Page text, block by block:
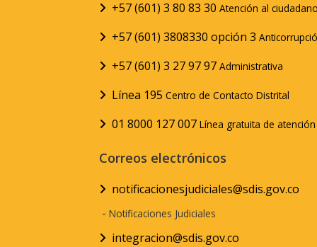
+57 (601) 3 80 83 30 Atención al
+57 (601) 3808330 opción 3
+57 (601) 3 27 97 97 Administrativa
Línea 195 Centro de Contacto Distrital
01 8000 127 007 Línea gratuita de
Correos electrónicos
notificacionesjudiciales@sdis.gov.co
- Notificaciones Judiciales
integracion@sdis.gov.co